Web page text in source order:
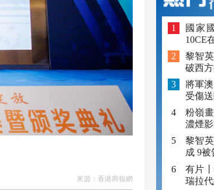
20:41
20:40
20:39
來源： 香港商報網
國家
10CE
黎智
破西
將軍
受傷
粉嶺
濃煙
黎智
成 9
有片
瑞拉